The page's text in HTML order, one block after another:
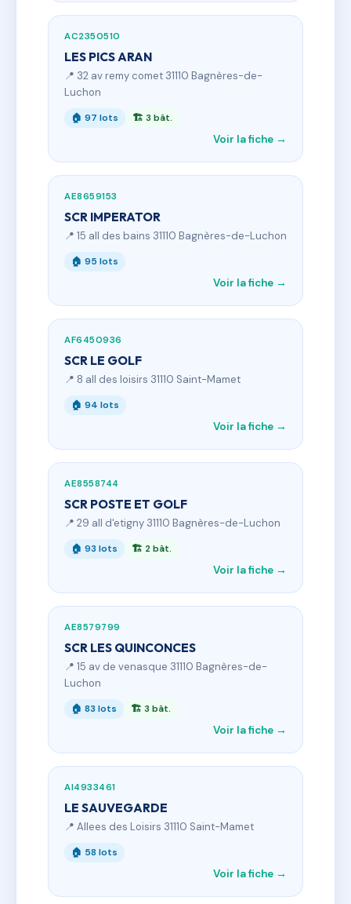
AC2350510
LES PICS ARAN
📍 32 av remy comet 31110 Bagnères-de-
Luchon
🏠 97 lots 🏗 3 bât.
Voir la fiche →
AE8659153
SCR IMPERATOR
📍 15 all des bains 31110 Bagnères-de-Luchon
🏠 95 lots
Voir la fiche →
AF6450936
SCR LE GOLF
📍 8 all des loisirs 31110 Saint-Mamet
🏠 94 lots
Voir la fiche →
AE8558744
SCR POSTE ET GOLF
📍 29 all d'etigny 31110 Bagnères-de-Luchon
🏠 93 lots 🏗 2 bât.
Voir la fiche →
AE8579799
SCR LES QUINCONCES
📍 15 av de venasque 31110 Bagnères-de-
Luchon
🏠 83 lots 🏗 3 bât.
Voir la fiche →
AI4933461
LE SAUVEGARDE
📍 Allees des Loisirs 31110 Saint-Mamet
🏠 58 lots
Voir la fiche →